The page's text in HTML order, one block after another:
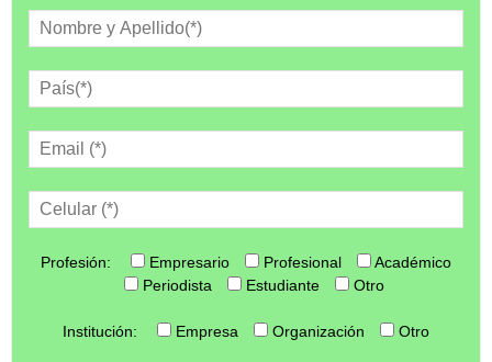
Profesión: Empresario Profesional
Académico
Periodista
Estudiante Otro
Institución: Empresa Organización Otro